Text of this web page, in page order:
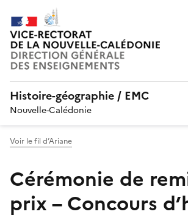
Histoire-géographie / EMC
Nouvelle-Calédonie
Voir le fil d’Ariane
Cérémonie de
prix – Concours